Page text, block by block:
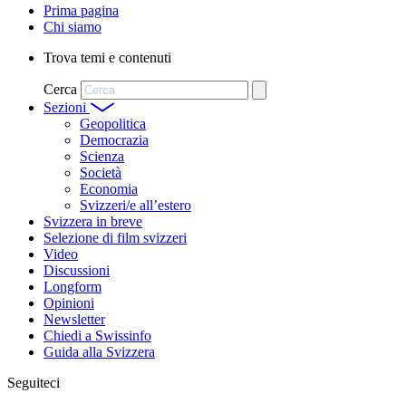
Prima pagina
Chi siamo
Trova temi e contenuti
Cerca
Sezioni
Geopolitica
Democrazia
Scienza
Società
Economia
Svizzeri/e all’estero
Svizzera in breve
Selezione di film svizzeri
Video
Discussioni
Longform
Opinioni
Newsletter
Chiedi a Swissinfo
Guida alla Svizzera
Seguiteci